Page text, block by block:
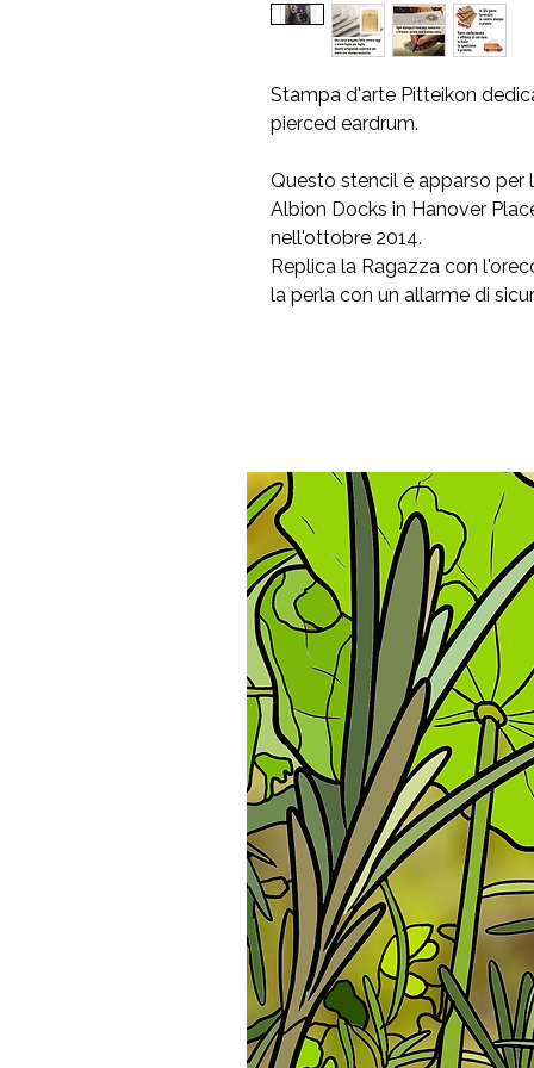
Stampa d'arte Pitteikon
pierced eardrum.
Questo stencil è apparso per
Albion Docks in Hanover
nell'ottobre 2014.
Replica la Ragazza con
la perla con un allarme di